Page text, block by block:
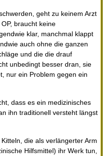
geht zu keinem Arzt
braucht keine
klar, manchmal klappt
auch ohne die ganzen
und die die drauf
unbedingt besser dran, sie
nur ein Problem gegen ein
dass es ein medizinisches
ihn traditionell versteht längst
die als verlängerter Arm
Hilfsmittel) ihr Werk tun,